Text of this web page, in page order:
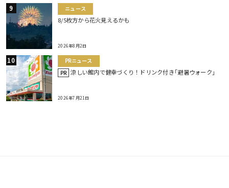
ニュース
8/5枚方から花火見えるかも
2026年8月2日
PRニュース
PR 涼しい館内で健幸づくり！ドリンク付き｢避暑ウォーク｣
2026年7月21日